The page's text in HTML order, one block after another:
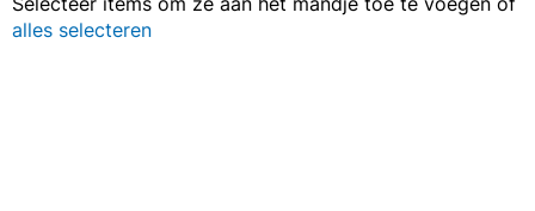
alles selecteren